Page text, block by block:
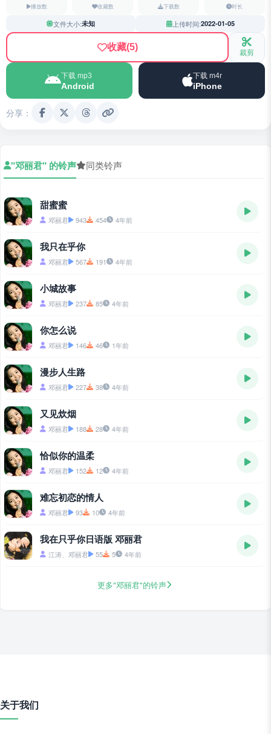
播放数 收藏数 下载数 时长
文件大小:未知 上传时间:2022-01-05
收藏(5) 裁剪
下载 mp3
Android
下载 m4r
iPhone
分享：
"邓丽君" 的铃声 同类铃声
甜蜜蜜
邓丽君 943 454 4年前
我只在乎你
邓丽君 567 191 4年前
小城故事
邓丽君 237 85 4年前
你怎么说
邓丽君 146 46 1年前
漫步人生路
邓丽君 227 38 4年前
又见炊烟
邓丽君 188 28 4年前
恰似你的温柔
邓丽君 152 12 4年前
难忘初恋的情人
邓丽君 93 10 4年前
我在只乎你日语版 邓丽君
江涛、邓丽君 55 5 4年前
更多"邓丽君"的铃声
关于我们